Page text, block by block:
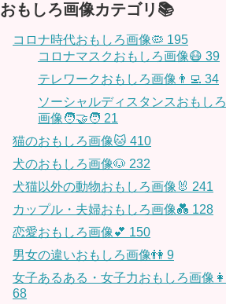
おもしろ画像カテゴリ📚
コロナ時代おもしろ画像🦠 195
コロナマスクおもしろ画像😷 39
テレワークおもしろ画像👨‍💻 34
ソーシャルディスタンスおもしろ
画像🧑‍🤝‍🧑 21
猫のおもしろ画像🐱 410
犬のおもしろ画像🐶 232
犬猫以外の動物おもしろ画像🐰 241
カップル・夫婦おもしろ画像💑 128
恋愛おもしろ画像💕 150
男女の違いおもしろ画像👫 9
女子あるある・女子力おもしろ画像👩
68